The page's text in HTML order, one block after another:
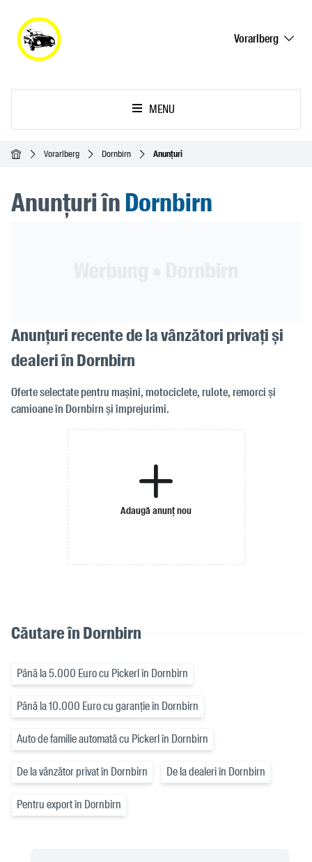
Vorarlberg
MENU
Acasă Vorarlberg Dornbirn Anunțuri
Anunțuri înDornbirn
Anunțuri recente de la vânzători privați și
dealeri în Dornbirn
Oferte selectate pentru mașini, motociclete, rulote, remorci și
camioane în Dornbirn și împrejurimi.
Adaugă anunț nou
Căutare în Dornbirn
Până la 5.000 Euro cu Pickerl în Dornbirn
Până la 10.000 Euro cu garanție în Dornbirn
Auto de familie automată cu Pickerl în Dornbirn
De la vânzător privat în Dornbirn De la dealeri în Dornbirn
Pentru export în Dornbirn